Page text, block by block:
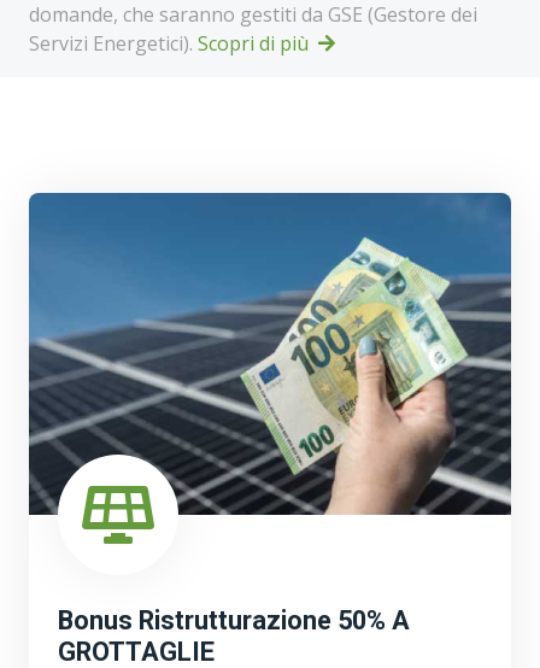
domande, che saranno gestiti da GSE (Gestore dei
Servizi Energetici). Scopri di più
Bonus Ristrutturazione 50% A
GROTTAGLIE